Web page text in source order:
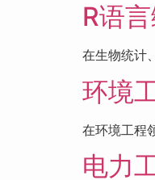
R语
在生物统计
环境
在环境工程
电力